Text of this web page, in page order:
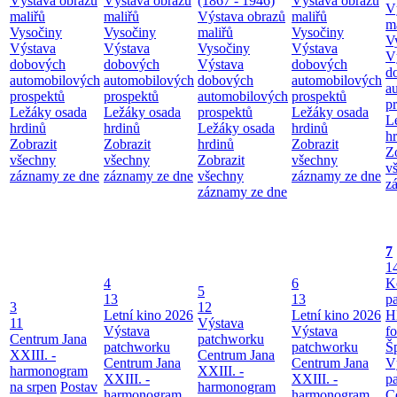
maliřů
Vysočiny
Výstava
dobových
automobilových
prospektů
Ležáky osada
hrdinů
Zobrazit
všechny
záznamy ze dne
maliřů
Vysočiny
Výstava
dobových
automobilových
prospektů
Ležáky osada
hrdinů
Zobrazit
všechny
záznamy ze dne
Výstava obrazů
maliřů
Vysočiny
Výstava
dobových
automobilových
prospektů
Ležáky osada
hrdinů
Zobrazit
všechny
záznamy ze dne
maliřů
Vysočiny
Výstava
dobových
automobilových
prospektů
Ležáky osada
hrdinů
Zobrazit
všechny
záznamy ze dne
3
11
Centrum Jana
XXIII. -
harmonogram
na srpen Postav
4
13
Letní kino 2026
Výstava
patchworku
Centrum Jana
XXIII. -
5
12
Výstava
patchworku
Centrum Jana
XXIII. -
harmonogram
6
13
Letní kino 2026
Výstava
patchworku
Centrum Jana
XXIII. -
7